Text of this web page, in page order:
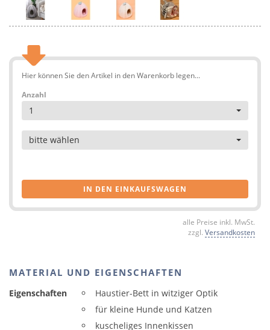
Hier können Sie den Artikel in den Warenkorb legen...
Anzahl
1
Artikel
bitte wählen
IN DEN EINKAUFSWAGEN
alle Preise inkl. MwSt.
zzgl. Versandkosten
MATERIAL UND EIGENSCHAFTEN
Eigenschaften
Haustier-Bett in witziger Optik
für kleine Hunde und Katzen
kuscheliges Innenkissen